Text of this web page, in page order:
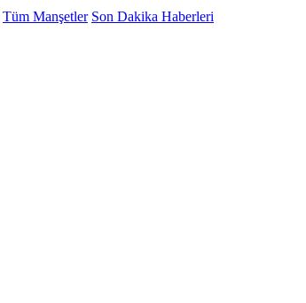
Tüm Manşetler Son Dakika Haberleri